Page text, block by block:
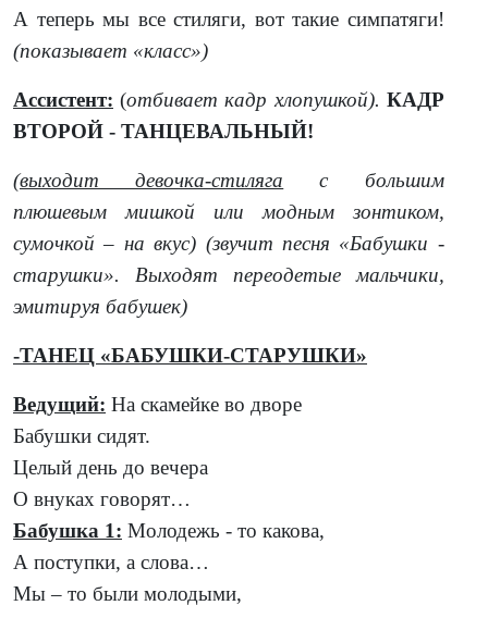
А теперь мы все стиляги, вот такие симпатяги!
(показывает «класс»)
Ассистент: (отбивает кадр хлопушкой). КАДР
ВТОРОЙ - ТАНЦЕВАЛЬНЫЙ!
(выходит девочка-стиляга с большим
плюшевым мишкой или модным зонтиком,
сумочкой – на вкус) (звучит песня «Бабушки -
старушки». Выходят переодетые мальчики,
эмитируя бабушек)
-ТАНЕЦ «БАБУШКИ-СТАРУШКИ»
Ведущий: На скамейке во дворе
Бабушки сидят.
Целый день до вечера
О внуках говорят…
Бабушка 1: Молодежь - то какова,
А поступки, а слова…
Мы – то были молодыми,